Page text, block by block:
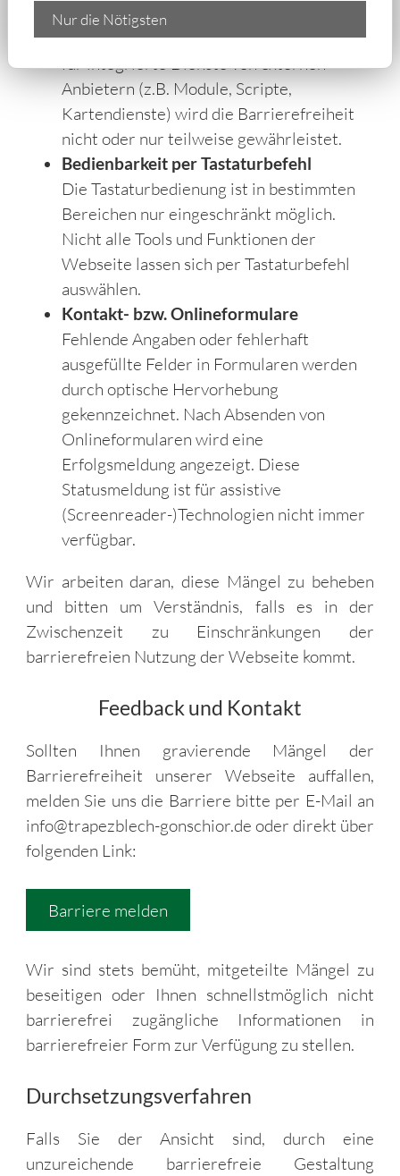
versehen.
Drittanbieter-Dienste
für integrierte Dienste von externen
Anbietern (z.B. Module, Scripte,
Kartendienste) wird die Barrierefreiheit
nicht oder nur teilweise gewährleistet.
Bedienbarkeit per Tastaturbefehl
Die Tastaturbedienung ist in bestimmten
Bereichen nur eingeschränkt möglich.
Nicht alle Tools und Funktionen der
Webseite lassen sich per Tastaturbefehl
auswählen.
Kontakt- bzw. Onlineformulare
Fehlende Angaben oder fehlerhaft
ausgefüllte Felder in Formularen werden
durch optische Hervorhebung
gekennzeichnet. Nach Absenden von
Onlineformularen wird eine
Erfolgsmeldung angezeigt. Diese
Statusmeldung ist für assistive
(Screenreader-)Technologien nicht immer
verfügbar.
Wir arbeiten daran, diese Mängel zu beheben
und bitten um Verständnis, falls es in der
Zwischenzeit zu Einschränkungen der
barrierefreien Nutzung der Webseite kommt.
Feedback und Kontakt
Sollten Ihnen gravierende Mängel der
Barrierefreiheit unserer Webseite auffallen,
melden Sie uns die Barriere bitte per E-Mail an
info@trapezblech-gonschior.de oder direkt über
folgenden Link:
Barriere melden
Wir sind stets bemüht, mitgeteilte Mängel zu
beseitigen oder Ihnen schnellstmöglich nicht
barrierefrei zugängliche Informationen in
barrierefreier Form zur Verfügung zu stellen.
Durchsetzungsverfahren
Falls Sie der Ansicht sind, durch eine
unzureichende barrierefreie Gestaltung
Nur die Nötigsten